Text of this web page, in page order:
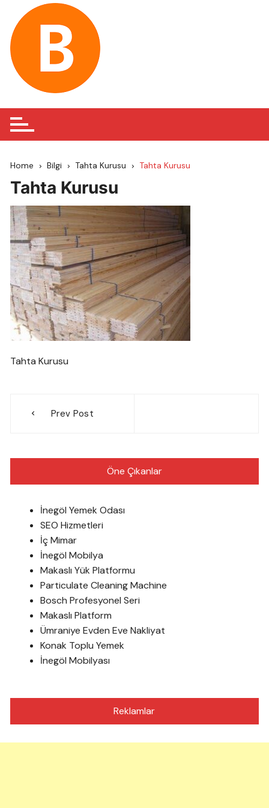
content
Home Bilgi Tahta Kurusu Tahta Kurusu
Tahta Kurusu
Tahta Kurusu
gezinmesi
Prev Post
Öne Çıkanlar
İnegöl Yemek Odası
SEO Hizmetleri
İç Mimar
İnegöl Mobilya
Makaslı Yük Platformu
Particulate Cleaning Machine
Bosch Profesyonel Seri
Makaslı Platform
Ümraniye Evden Eve Nakliyat
Konak Toplu Yemek
İnegöl Mobilyası
Reklamlar